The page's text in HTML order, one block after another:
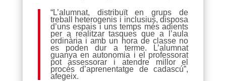
“L’alumnat, distribuït en grups de
treball heterogenis i inclusius, disposa
d’uns espais i uns temps més adients
per a realitzar tasques que a l’aula
ordinària i amb un hora de classe no
es poden dur a terme. L’alumnat
guanya en autonomia i el professorat
pot assessorar i atendre millor el
procés d’aprenentatge de cadascú”,
afegeix.